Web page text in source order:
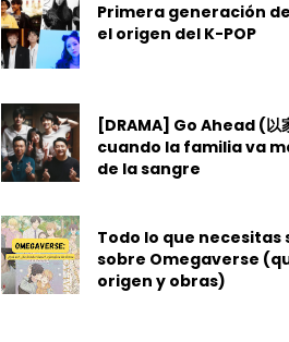
Primera generación
el origen del K-POP
[DRAMA] Go Ahead (以
cuando la familia va
de la sangre
Todo lo que necesitas
sobre Omegaverse
origen y obras)